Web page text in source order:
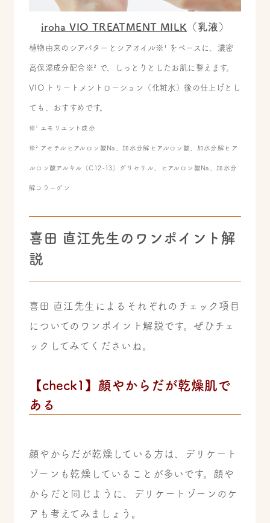
iroha VIO TREATMENT MILK （乳液）
植物由来のシアバターとシアオイル※¹ をベースに、濃密
高保湿成分配合※² で、しっとりとしたお肌に整えます。
VIO トリートメントローション（化粧水）後の仕上げとし
ても、おすすめです。
※¹ エモリエント成分
※² アセチルヒアルロン酸Na、加水分解ヒアルロン酸、加水分解ヒア
ルロン酸アルキル（C12-13）グリセリル、ヒアルロン酸Na、加水分
解コラーゲン
喜田 直江先生のワンポイント解
説
喜田 直江先生によるそれぞれのチェック項目
についてのワンポイント解説です。ぜひチェ
ックしてみてくださいね。
【check1】顔やからだが乾燥肌で
ある
顔やからだが乾燥している方は、デリケート
ゾーンも乾燥していることが多いです。顔や
からだと同じように、デリケートゾーンのケ
アも考えてみましょう。